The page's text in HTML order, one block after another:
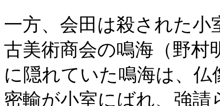
一方、会田は殺された
古美術商会の鳴海（野村
に隠れていた鳴海は、
密輸が小室にばれ、強